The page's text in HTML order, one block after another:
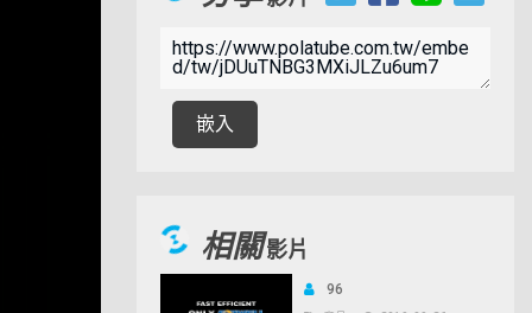
嵌入
相關影片
96